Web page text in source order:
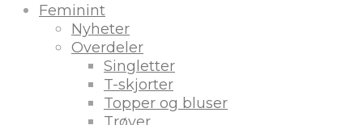
Feminint
Nyheter
Overdeler
Singletter
T-skjorter
Topper og bluser